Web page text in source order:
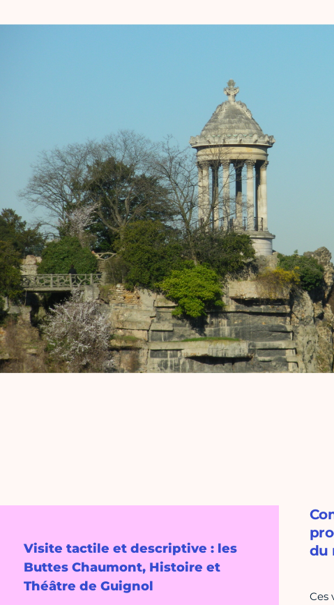
Visite tactile et descriptive : les
Buttes Chaumont, Histoire et
Théâtre de Guignol
du
Ces